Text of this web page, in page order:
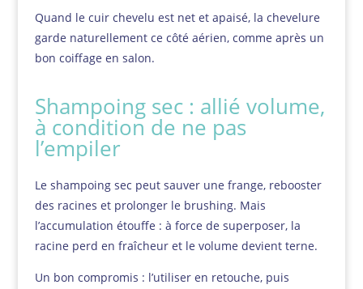
Quand le cuir chevelu est net et apaisé, la chevelure
garde naturellement ce côté aérien, comme après un
bon coiffage en salon.
Shampoing sec : allié volume,
à condition de ne pas
l’empiler
Le shampoing sec peut sauver une frange, rebooster
des racines et prolonger le brushing. Mais
l’accumulation étouffe : à force de superposer, la
racine perd en fraîcheur et le volume devient terne.
Un bon compromis : l’utiliser en retouche, puis